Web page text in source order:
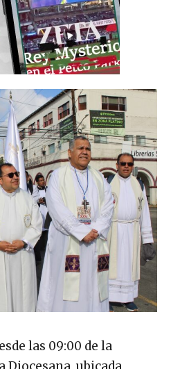
las 09:00 de la